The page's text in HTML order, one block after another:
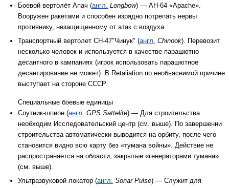
Боевой вертолёт Апач (англ. Longbow) — AH-64 «Apache».
Вооружен ракетами и способен изрядно потрепать нервы
противнику, незащищенному от атак с воздуха.
Транспортный вертолет CH-47"Чинук" (англ. Chinook). Перевозит
несколько человек и используется в качестве парашютно-
десантного в кампаниях (игрок использовать парашютное
десантирование не может). В Retaliation по необьяснимой причине
выступает на стороне СССР.
Специальные боевые единицы
Спутник-шпион (англ. GPS Sattelite) — Для строительства
необходим Исследовательский центр (см. выше). По завершении
строительства автоматически выводится на орбиту, после чего
становится видно всю карту без «тумана войны». Действие не
распространяется на области, закрытые «генераторами тумана»
(см. выше).
Ультразвуковой локатор (англ. Sonar Pulse) — Служит для